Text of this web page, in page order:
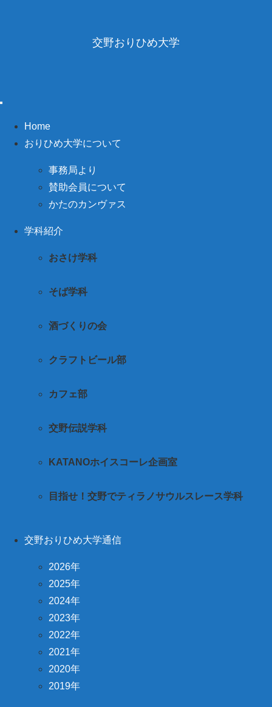
交野おりひめ大学
Home
おりひめ大学について
事務局より
賛助会員について
かたのカンヴァス
学科紹介
おさけ学科
そば学科
酒づくりの会
クラフトビール部
カフェ部
交野伝説学科
KATANOホイスコーレ企画室
目指せ！交野でティラノサウルスレース学科
交野おりひめ大学通信
2026年
2025年
2024年
2023年
2022年
2021年
2020年
2019年